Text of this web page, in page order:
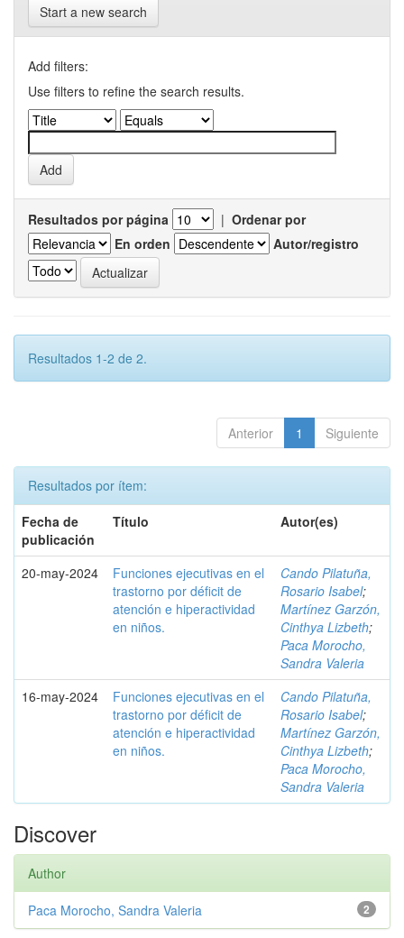
Start a new search
Add filters:
Use filters to refine the search results.
Resultados por página | Ordenar por
En orden
Autor/registro
Resultados 1-2 de 2.
Anterior 1 Siguiente
Resultados por ítem:
Fecha de
publicación
Título Autor(es)
20-may-2024
Funciones ejecutivas en el
trastorno por déficit de
atención e hiperactividad
en niños.
Cando Pilatuña,
Rosario Isabel;
Martínez Garzón,
Cinthya Lizbeth;
Paca Morocho,
Sandra Valeria
16-may-2024
Funciones ejecutivas en el
trastorno por déficit de
atención e hiperactividad
en niños.
Cando Pilatuña,
Rosario Isabel;
Martínez Garzón,
Cinthya Lizbeth;
Paca Morocho,
Sandra Valeria
Discover
Author
2
Paca Morocho, Sandra Valeria